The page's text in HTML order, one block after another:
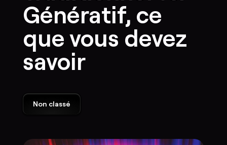
Génératif, ce
que vous devez
savoir
Non classé